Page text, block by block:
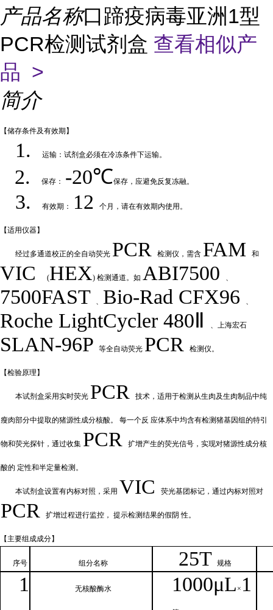
产品名称口蹄疫病毒亚洲1型
PCR检测试剂盒 查看相似产
品 >
简介
【储存条件及有效期】
1.运输：试剂盒必须在冷冻条件下运输。
2.保存： -20℃保存，应避免反复冻融。
3. 有效期： 12 个月，请在有效期内使用 。
【适用仪器】
经过多通道校正的全自动荧光 PCR 检测仪，需含 FAM 和
VIC(HEX) 检测通道。如ABI7500 、
7500FAST 、 Bio-Rad CFX96 、
Roche LightCycler 480Ⅱ 、上海宏石
SLAN-96P等全自动荧光 PCR检测仪。
【检验原理】
本试剂盒采用实时荧光 PCR 技术，适用于检测从生肉及生肉制品中纯
瘦肉部分中提取的猪源性成分核酸。 每一个反 应体系中均含有检测猪基因组的特引
物和荧光探针，通过收集 PCR 扩增产生的荧光信号，实现对猪源性成分核
酸的 定性和半定量检测。
本试剂盒设置有内标对照，采用 VIC 荧光基团标记，通过内标对照对
PCR 扩增过程进行监控， 提示检测结果的假阴 性。
【主要组 成成分】
序号 组分名称 25T 规格
1 无核酸酶水 1000μL × 1